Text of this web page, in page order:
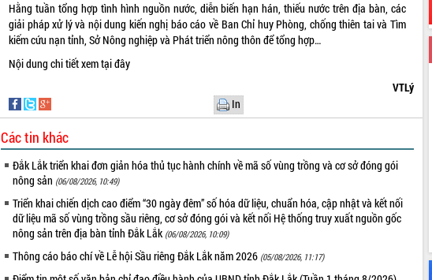
Hằng tuần tổng hợp tình hình nguồn nước, diễn biến hạn hán, thiếu nước trên địa bàn, các
giải pháp xử lý và nội dung kiến nghị báo cáo về Ban Chỉ huy Phòng, chống thiên tai và Tìm
kiếm cứu nạn tỉnh, Sở Nông nghiệp và Phát triển nông thôn để tổng hợp…
Nội dung chi tiết xemtại đây
VTLý
In
Các tin khác
Đắk Lắk triển khai đơn giản hóa thủ tục hành chính về mã số vùng trồng và cơ sở đóng gói
nông sản (06/08/2026, 10:49)
Triển khai chiến dịch cao điểm “30 ngày đêm” số hóa dữ liệu, chuẩn hóa, cập nhật và kết nối
dữ liệu mã số vùng trồng sầu riêng, cơ sở đóng gói và kết nối Hệ thống truy xuất nguồn gốc
nông sản trên địa bàn tỉnh Đắk Lắk (06/08/2026, 10:09)
Thông cáo báo chí về Lễ hội Sầu riêng Đắk Lắk năm 2026 (05/08/2026, 11:17)